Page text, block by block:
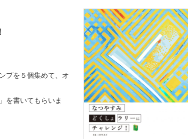
プを５個集めて、オ
を書いてもらいま